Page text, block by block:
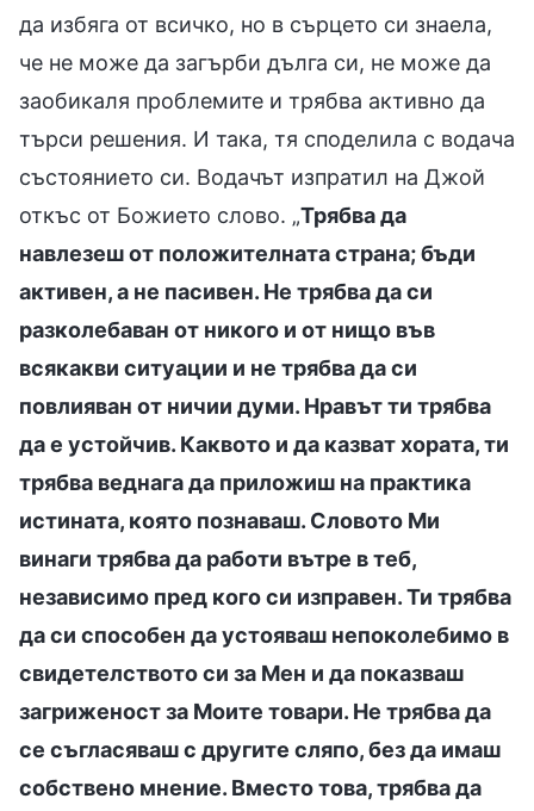
да избяга от всичко, но в сърцето си знаела,
че не може да загърби дълга си, не може да
заобикаля проблемите и трябва активно да
търси решения. И така, тя споделила с водача
състоянието си. Водачът изпратил на Джой
откъс от Божието слово. „Трябва да
навлезеш от положителната страна; бъди
активен, а не пасивен. Не трябва да си
разколебаван от никого и от нищо във
всякакви ситуации и не трябва да си
повлияван от ничии думи. Нравът ти трябва
да е устойчив. Каквото и да казват хората, ти
трябва веднага да приложиш на практика
истината, която познаваш. Словото Ми
винаги трябва да работи вътре в теб,
независимо пред кого си изправен. Ти трябва
да си способен да устояваш непоколебимо в
свидетелството си за Мен и да показваш
загриженост за Моите товари. Не трябва да
се съгласяваш с другите сляпо, без да имаш
собствено мнение. Вместо това, трябва да